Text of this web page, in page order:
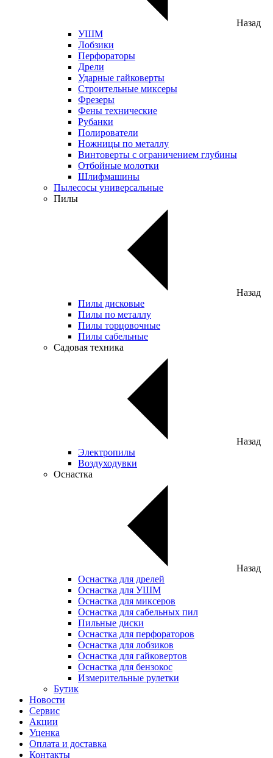
Назад
УШМ
Лобзики
Перфораторы
Дрели
Ударные гайковерты
Строительные миксеры
Фрезеры
Фены технические
Рубанки
Полирователи
Ножницы по металлу
Винтоверты с ограничением глубины
Отбойные молотки
Шлифмашины
Пылесосы универсальные
Пилы
Назад
Пилы дисковые
Пилы по металлу
Пилы торцовочные
Пилы сабельные
Садовая техника
Назад
Электропилы
Воздуходувки
Оснастка
Назад
Оснастка для дрелей
Оснастка для УШМ
Оснастка для миксеров
Оснастка для сабельных пил
Пильные диски
Оснастка для перфораторов
Оснастка для лобзиков
Оснастка для гайковертов
Оснастка для бензокос
Измерительные рулетки
Бутик
Новости
Сервис
Акции
Уценка
Оплата и доставка
Контакты